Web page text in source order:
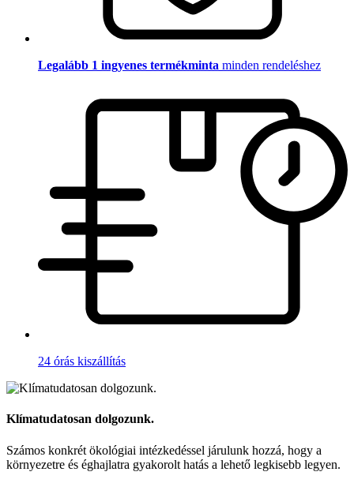
Legalább 1 ingyenes termékminta minden rendeléshez
24 órás kiszállítás
Klímatudatosan dolgozunk.
Számos konkrét ökológiai intézkedéssel járulunk hozzá, hogy a
környezetre és éghajlatra gyakorolt hatás a lehető legkisebb legyen.